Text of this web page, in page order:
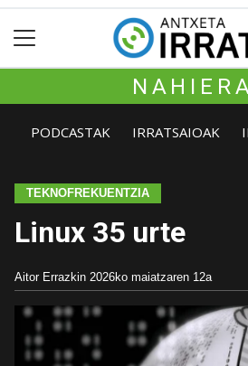
PODCASTAK IRRATSAIOAK
TEKNOFREKUENTZIA
Linux 35 urte
Aitor Errazkin 2026ko maiatzaren 12a